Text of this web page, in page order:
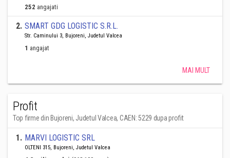
252 angajati
2. SMART GDG LOGISTIC S.R.L.
Str. Caminului 3, Bujoreni, Judetul Valcea
1 angajat
MAI MULT
Profit
Top firme din Bujoreni, Judetul Valcea, CAEN: 5229 dupa profit
1. MARVI LOGISTIC SRL
OLTENI 315, Bujoreni, Judetul Valcea